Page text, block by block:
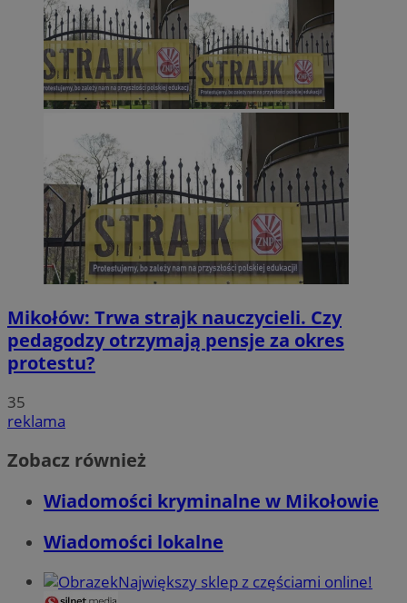
Mikołów: Trwa strajk nauczycieli. Czy
pedagodzy otrzymają pensje za okres
protestu?
35
reklama
Zobacz również
Wiadomości kryminalne w Mikołowie
Wiadomości lokalne
Największy sklep z częściami online!